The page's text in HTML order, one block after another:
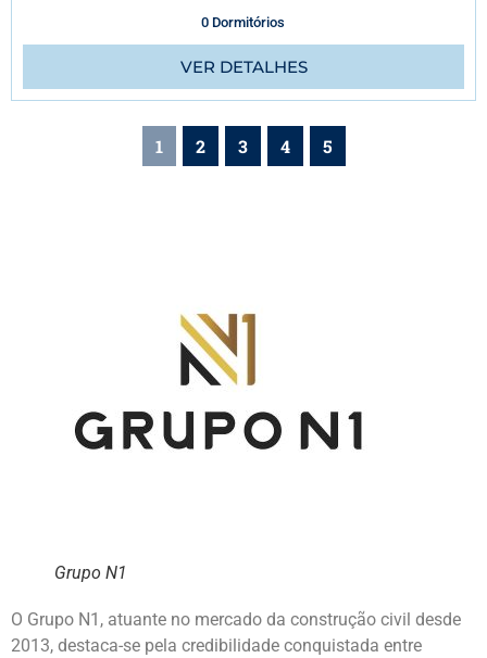
0 Dormitórios
VER DETALHES
1 2 3 4 5
Grupo N1
O Grupo N1, atuante no mercado da construção civil desde
2013, destaca-se pela credibilidade conquistada entre